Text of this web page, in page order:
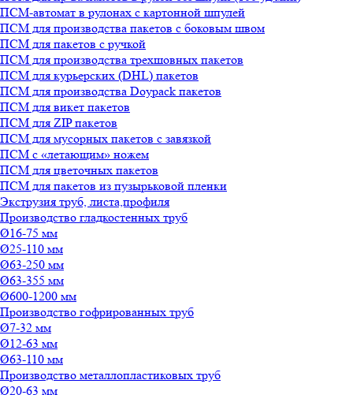
ПСМ-автомат в рулонах с картонной шпулей
ПСМ для производства пакетов с боковым швом
ПСМ для пакетов с ручкой
ПСМ для производства трехшовных пакетов
ПСМ для курьерских (DHL) пакетов
ПСМ для производства Doypack пакетов
ПСМ для викет пакетов
ПСМ для ZIP пакетов
ПСМ для мусорных пакетов с завязкой
ПСМ с «летающим» ножем
ПСМ для цветочных пакетов
ПСМ для пакетов из пузырьковой пленки
Экструзия труб, листа,профиля
Производство гладкостенных труб
Ø16-75 мм
Ø25-110 мм
Ø63-250 мм
Ø63-355 мм
Ø600-1200 мм
Производство гофрированных труб
Ø7-32 мм
Ø12-63 мм
Ø63-110 мм
Производство металлопластиковых труб
Ø20-63 мм